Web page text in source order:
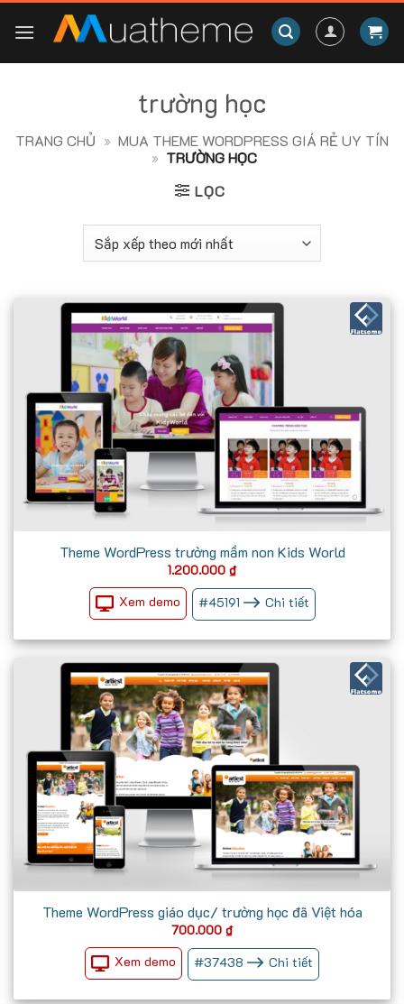
trường học
TRANG CHỦ » MUA THEME WORDPRESS GIÁ RẺ UY TÍN
» TRƯỜNG HỌC
LỌC
Theme WordPress trường mầm non Kids World
1.200.000 ₫
Xem demo #45191 Chi tiết
Theme WordPress giáo dục/ trường học đã Việt hóa
700.000 ₫
Xem demo #37438 Chi tiết